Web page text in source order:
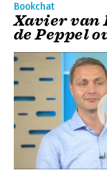
Bookchat
Xavier van
de Peppel